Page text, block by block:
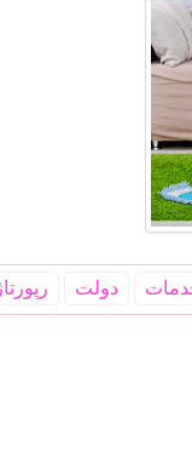
دولت رپورتاژ